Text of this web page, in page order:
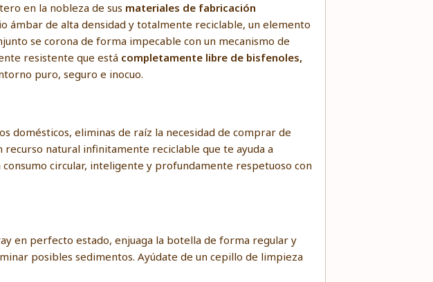
en la nobleza de sus materiales de fabricación
ámbar de alta densidad y totalmente reciclable, un elemento
se corona de forma impecable con un mecanismo de
resistente que está completamente libre de bisfenoles,
puro, seguro e inocuo.
eliminas de raíz la necesidad de comprar de
natural infinitamente reciclable que te ayuda a
circular, inteligente y profundamente respetuoso con
en perfecto estado, enjuaga la botella de forma regular y
posibles sedimentos. Ayúdate de un cepillo de limpieza